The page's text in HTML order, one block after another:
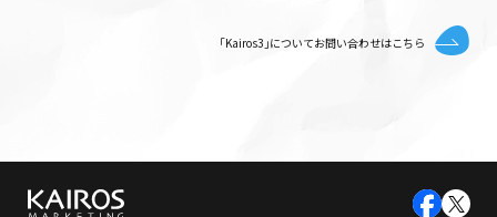
｢Kairos3｣についてお問い合わせはこちら